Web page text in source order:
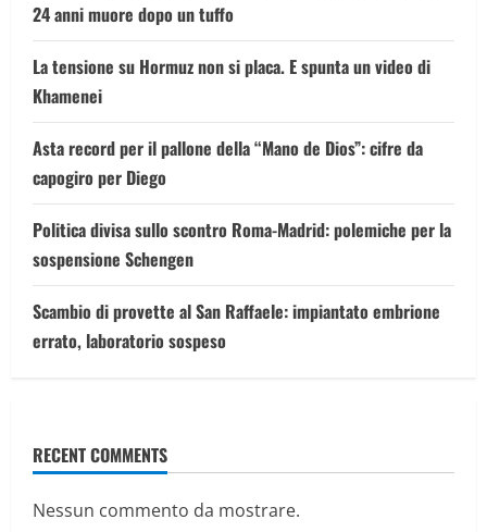
24 anni muore dopo un tuffo
La tensione su Hormuz non si placa. E spunta un video di
Khamenei
Asta record per il pallone della “Mano de Dios”: cifre da
capogiro per Diego
Politica divisa sullo scontro Roma-Madrid: polemiche per la
sospensione Schengen
Scambio di provette al San Raffaele: impiantato embrione
errato, laboratorio sospeso
RECENT COMMENTS
Nessun commento da mostrare.